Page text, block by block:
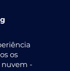
os
nuvem -